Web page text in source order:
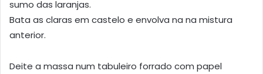
sumo das laranjas.
Bata as claras em castelo e envolva na na mistura
anterior.
Deite a massa num tabuleiro forrado com papel